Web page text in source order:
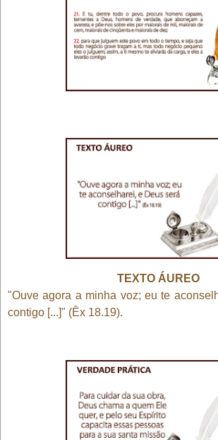
TEXTO ÁUREO
"Ouve agora a minha voz; eu te
contigo [...]" (Êx 18.19).